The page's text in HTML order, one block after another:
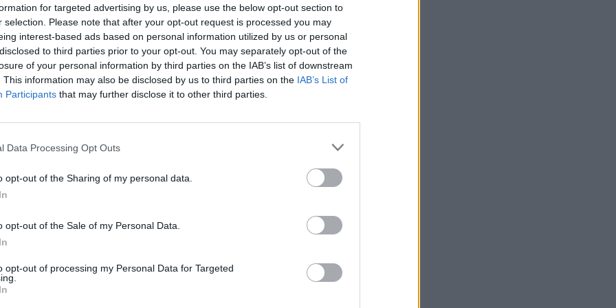
for targeted advertising by us, please use the below opt-out section to
selection. Please note that after your opt-out request is processed you may
interest-based ads based on personal information utilized by us or personal
to third parties prior to your opt-out. You may separately opt-out of the
of your personal information by third parties on the IAB’s list of downstream
This information may also be disclosed by us to third parties on the IAB’s List of
Participants that may further disclose it to other third parties.
Data Processing Opt Outs
opt-out of the Sharing of my personal data.
opt-out of the Sale of my Personal Data.
opt-out of processing my Personal Data for Targeted
história com o
com
o período de
força